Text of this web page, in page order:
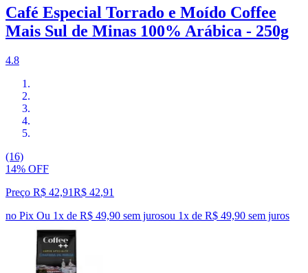
Café Especial Torrado e Moído Coffee
Mais Sul de Minas 100% Arábica - 250g
4.8
(16)
14% OFF
Preço R$ 42,91R$ 42,91
no Pix Ou 1x de R$ 49,90 sem jurosou 1x de R$ 49,90 sem juros